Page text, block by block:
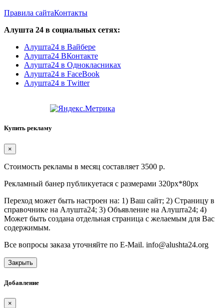
Правила сайтаКонтакты
Алушта 24 в социальных сетях:
Алушта24 в Вайбере
Алушта24 ВКонтакте
Алушта24 в Однокласниках
Алушта24 в FaceBook
Алушта24 в Twitter
Купить рекламу
×
Стоимость рекламы в месяц составляет 3500 р.
Рекламный банер публикуетася с размерами 320px*80px
Переход может быть настроен на: 1) Ваш сайт; 2) Страницу в
справочнике на Алушта24; 3) Объявление на Алушта24; 4)
Может быть создана отдельная страница с желаемым для Вас
содержимым.
Все вопросы заказа уточняйте по E-Mail. info@alushta24.org
Закрыть
Добавление
×